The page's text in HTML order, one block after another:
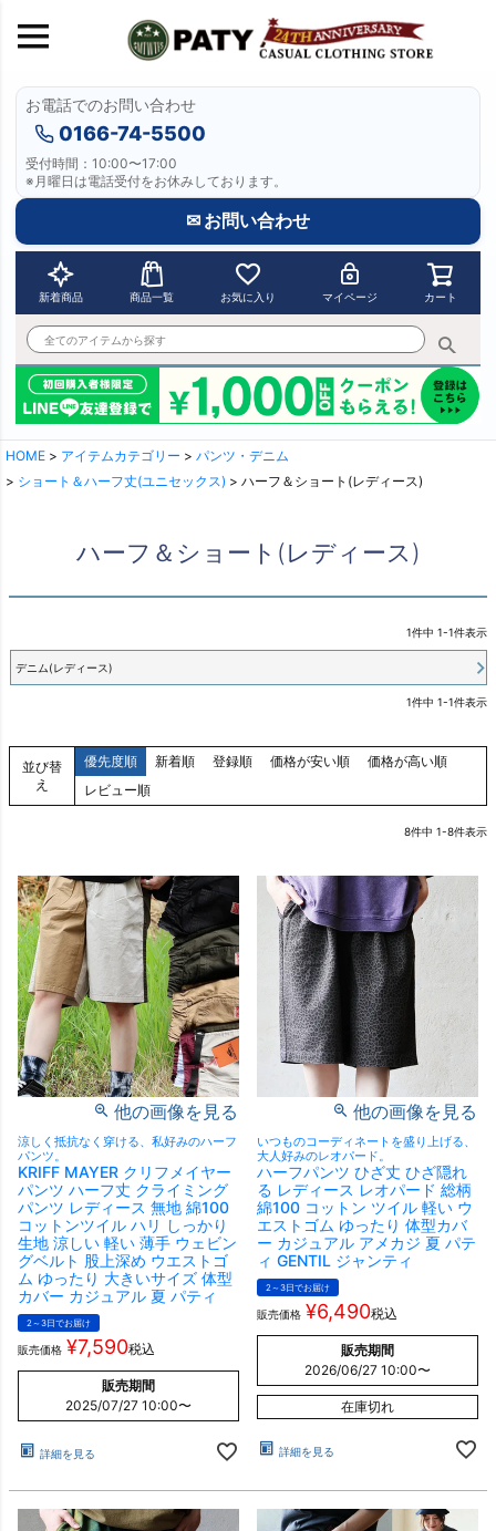
お電話でのお問い合わせ
0166-74-5500
受付時間：10:00〜17:00
※月曜日は電話受付をお休みしております。
✉ お問い合わせ
新着商品 商品一覧 お気に入り マイページ カート
HOME アイテムカテゴリー
パンツ・デニム
ショート＆ハーフ丈(ユニセックス)
ハーフ＆ショート(レディース)
ハーフ＆ショート(レディース)
1件中 1-1件表示
デニム(レディース)
1件中 1-1件表示
並び替
え
優先度順 新着順 登録順 価格が安い順
価格が高い順
レビュー順
8件中 1-8件表示
他の画像を見る
涼しく抵抗なく穿ける、私好みのハーフ
パンツ。
KRIFF MAYER クリフメイヤー
パンツ ハーフ丈 クライミング
パンツ レディース 無地 綿100
コットンツイル ハリ しっかり
生地 涼しい 軽い 薄手 ウェビン
グベルト 股上深め ウエストゴ
ム ゆったり 大きいサイズ 体型
カバー カジュアル 夏 パティ
2～3日でお届け
販売価格 ¥7,590税込
販売期間
2025/07/27 10:00〜
詳細を見る
他の画像を見る
いつものコーディネートを盛り上げる、
大人好みのレオパード。
ハーフパンツ ひざ丈 ひざ隠れ
る レディース レオパード 総柄
綿100 コットン ツイル 軽い ウ
エストゴム ゆったり 体型カバ
ー カジュアル アメカジ 夏 パテ
ィ GENTIL ジャンティ
2～3日でお届け
販売価格 ¥6,490税込
販売期間
2026/06/27 10:00〜
在庫切れ
詳細を見る